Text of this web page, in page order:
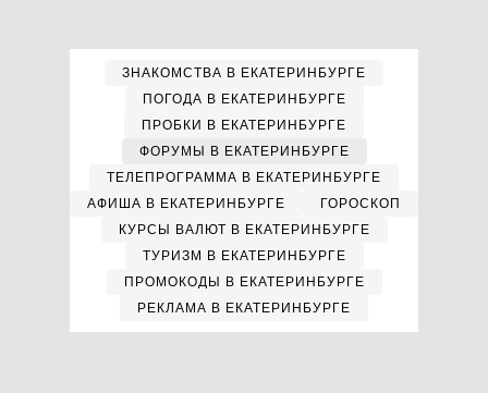
ЗНАКОМСТВА В ЕКАТЕРИНБУРГЕ
ПОГОДА В ЕКАТЕРИНБУРГЕ
ПРОБКИ В ЕКАТЕРИНБУРГЕ
ФОРУМЫ В ЕКАТЕРИНБУРГЕ
ТЕЛЕПРОГРАММА В ЕКАТЕРИНБУРГЕ
АФИША В ЕКАТЕРИНБУРГЕ
ГОРОСКОП
КУРСЫ ВАЛЮТ В ЕКАТЕРИНБУРГЕ
ТУРИЗМ В ЕКАТЕРИНБУРГЕ
ПРОМОКОДЫ В ЕКАТЕРИНБУРГЕ
РЕКЛАМА В ЕКАТЕРИНБУРГЕ